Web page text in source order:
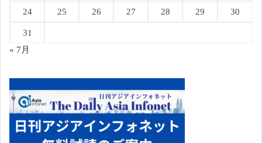
24 25 26 27 28 29 30
31
« 7月